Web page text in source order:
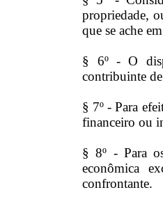
propriedade,
que se ache
§ 6º - O
contribuinte
§ 7º - Para
financeiro ou
§ 8º - Para
econômica
confrontante.